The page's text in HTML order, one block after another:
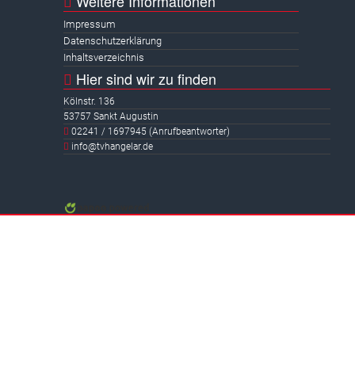
Impressum
Datenschutzerklärung
Inhaltsverzeichnis
Hier sind wir zu finden
Kölnstr. 136
53757 Sankt Augustin
02241 / 1697945 (Anrufbeantworter)
info@tvhangelar.de